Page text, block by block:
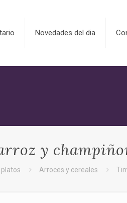
Novedades del dia
y
Arroces y cereales